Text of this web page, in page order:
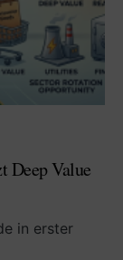
Deep Value
in erster